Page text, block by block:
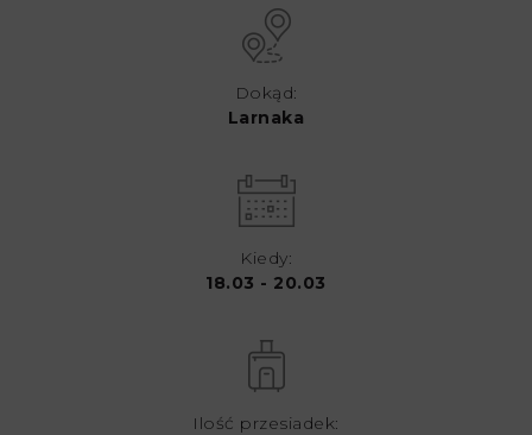
Dokąd:
Larnaka
Kiedy:
18.03 - 20.03
Ilość przesiadek: